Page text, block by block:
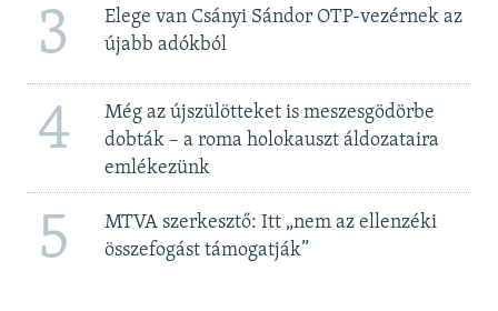
3
Elege van Csányi Sándor OTP-vezérnek az
újabb adókból
4
Még az újszülötteket is meszesgödörbe
dobták – a roma holokauszt áldozataira
emlékezünk
5
MTVA szerkesztő: Itt „nem az ellenzéki
összefogást támogatják”